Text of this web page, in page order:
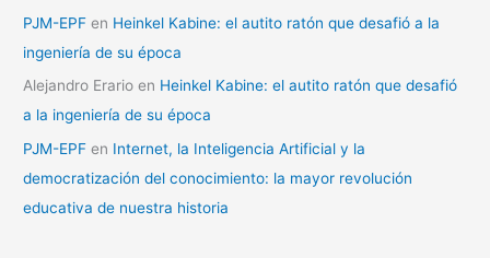
PJM-EPF en Heinkel Kabine: el autito ratón que desafió a la
ingeniería de su época
Alejandro Erario en Heinkel Kabine: el autito ratón que desafió
a la ingeniería de su época
PJM-EPF en Internet, la Inteligencia Artificial y la
democratización del conocimiento: la mayor revolución
educativa de nuestra historia